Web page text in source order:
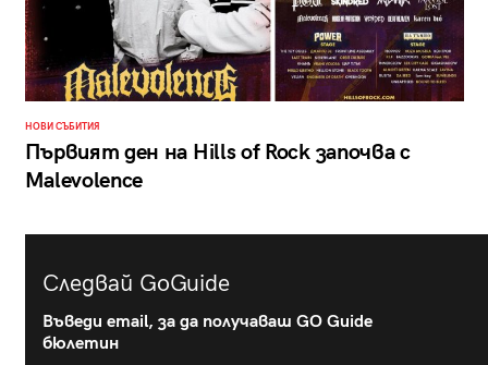
НОВИ СЪБИТИЯ
Първият ден на Hills of Rock започва с
Malevolence
Следвай GoGuide
Въведи email, за да получаваш GO Guide
бюлетин